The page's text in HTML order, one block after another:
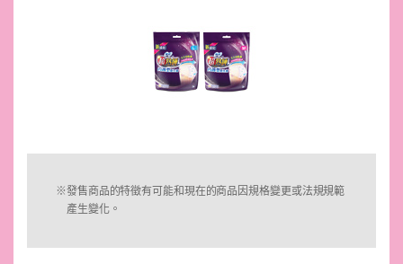
※發售商品的特徵有可能和現在的商品因規格變更或法規規範
產生變化。